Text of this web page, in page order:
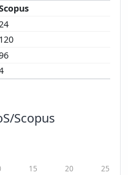
24
120
Scopus
15 20 25